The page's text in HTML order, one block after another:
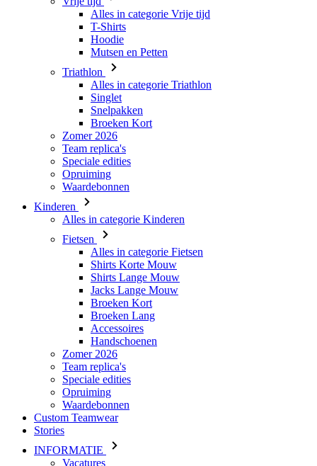
Triathlon
Alles in categorie Triathlon
Singlet
Snelpakken
Broeken Kort
Zomer 2026
Team replica's
Speciale edities
Opruiming
Waardebonnen
Kinderen
Alles in categorie Kinderen
Fietsen
Alles in categorie Fietsen
Shirts Lange Mouw
Jacks Lange Mouw
Broeken Kort
Broeken Lang
Accessoires
Handschoenen
Zomer 2026
Team replica's
Speciale edities
Opruiming
Waardebonnen
Custom Teamwear
Stories
INFORMATIE
Vacatures
Algemene verkoopsvoorwaarden
Privacybeleid
Cookiebeleid